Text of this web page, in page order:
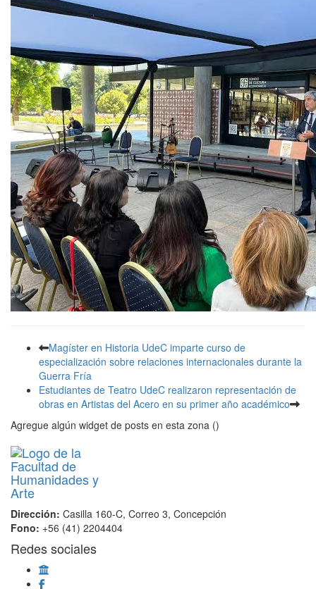
Magíster en Historia UdeC imparte curso de
especialización sobre relaciones internacionales durante la
Guerra Fría
Estudiantes de Teatro UdeC realizaron representación de
obras en Artistas del Acero en su primer año académico
Agregue algún widget de posts en esta zona ()
Dirección: Casilla 160-C, Correo 3, Concepción
Fono: +56 (41) 2204404
Redes sociales